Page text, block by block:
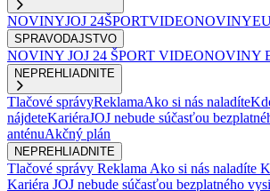
NOVINYJOJ 24ŠPORTVIDEONOVINY
SPRAVODAJSTVO
NOVINY JOJ 24 ŠPORT VIDEONOVINY
NEPREHLIADNITE
Tlačové správyReklamaAko si nás naladíte
nájdeteKariéraJOJ nebude súčasťou
anténuAkčný plán
NEPREHLIADNITE
Tlačové správy Reklama Ako si nás naladíte
Kariéra JOJ nebude súčasťou bezplatného